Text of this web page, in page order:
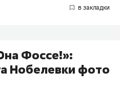
Фоссе!»:
Нобелевки фото